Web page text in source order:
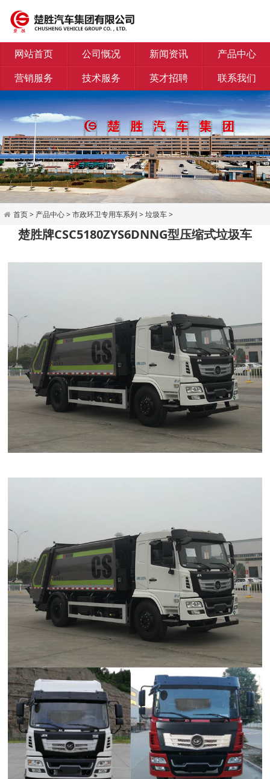
网站首页 公司慨况 新闻资讯
产品中心
营销服务
技术服务 英才招聘 联系我们
首页> 产品中心>市政环卫专用车系列>垃圾车>
楚胜牌CSC5180ZYS6DNNG型压缩式垃圾车